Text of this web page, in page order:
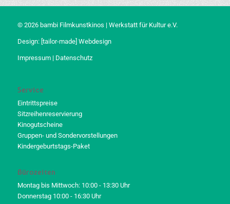
© 2026 bambi Filmkunstkinos | Werkstatt für Kultur e.V.
Design: [tailor-made] Webdesign
Impressum| Datenschutz
Service
Eintrittspreise
Sitzreihenreservierung
Kinogutscheine
Gruppen- und Sondervorstellungen
Kindergeburtstags-Paket
Bürozeiten
Montag bis Mittwoch: 10:00 - 13:30 Uhr
Donnerstag 10:00 - 16:30 Uhr